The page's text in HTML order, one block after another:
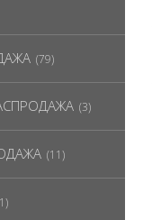
(79)
(3)
(11)